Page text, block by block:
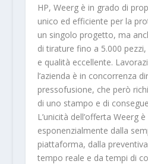
HP, Weerg è in grado di
unico ed efficiente per la
un singolo progetto, ma
di tirature fino a 5.000
e qualità eccellente.
l’azienda è in concorrenza
pressofusione, che però
di uno stampo e di
L’unicità dell’offerta Weerg
esponenzialmente dalla
piattaforma, dalla
tempo reale e da tempi di